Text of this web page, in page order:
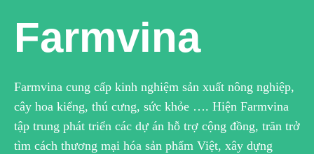
Farmvina
Farmvina cung cấp kinh nghiệm sản xuất nông nghiệp,
cây hoa kiểng, thú cưng, sức khỏe …. Hiện Farmvina
tập trung phát triển các dự án hỗ trợ cộng đồng, trăn trở
tìm cách thương mại hóa sản phẩm Việt, xây dựng